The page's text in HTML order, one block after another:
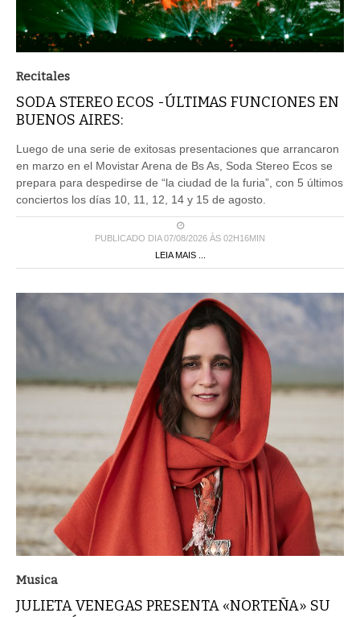
Recitales
SODA STEREO ECOS -ÚLTIMAS FUNCIONES EN
BUENOS AIRES:
Luego de una serie de exitosas presentaciones que arrancaron
en marzo en el Movistar Arena de Bs As, Soda Stereo Ecos se
prepara para despedirse de “la ciudad de la furia”, con 5 últimos
conciertos los días 10, 11, 12, 14 y 15 de agosto.
PUBLICADO DIA 07/08/2026 ÀS 02H16MIN
LEIA MAIS ...
Musica
JULIETA VENEGAS PRESENTA «NORTEÑA» SU